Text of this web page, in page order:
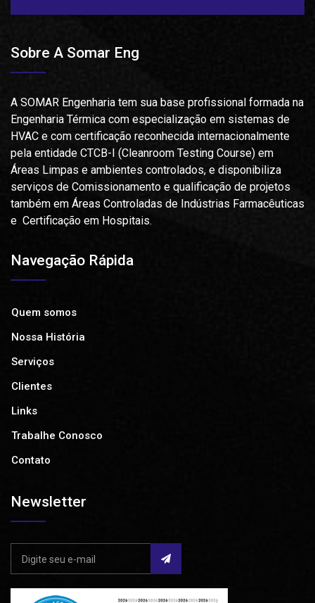
Sobre A Somar Eng
A SOMAR Engenharia tem sua base profissional formada na
Engenharia Térmica com especialização em sistemas de
HVAC e com certificação reconhecida internacionalmente
pela entidade CTCB-I (Cleanroom Testing Course) em
Áreas Limpas e ambientes controlados, e disponibiliza
serviços de Comissionamento e qualificação de projetos
também em Áreas Controladas de Indústrias Farmacêuticas
e Certificação em Hospitais.
Navegação Rápida
Quem somos
Nossa História
Serviços
Clientes
Links
Trabalhe Conosco
Contato
Newsletter